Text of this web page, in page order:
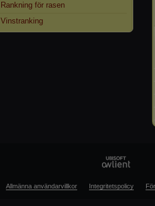
Rankning för rasen
Vinstranking
Allmänna användarvillkor Integritetspolicy